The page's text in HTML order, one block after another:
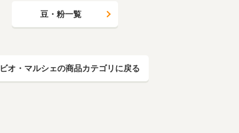
豆・粉一覧
ビオ・マルシェの商品カテゴリに戻る